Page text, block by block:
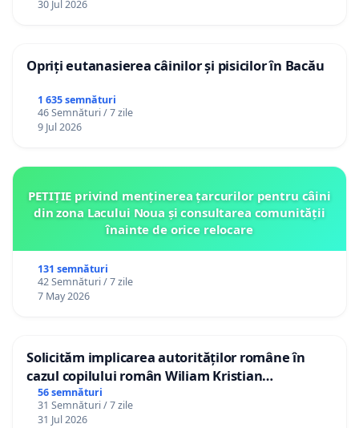
30 Jul 2026
Opriți eutanasierea câinilor și pisicilor în Bacău
1 635 semnături
46 Semnături / 7 zile
9 Jul 2026
PETIȚIE privind menținerea țarcurilor pentru câini
din zona Lacului Noua și consultarea comunității
înainte de orice relocare
131 semnături
42 Semnături / 7 zile
7 May 2026
Solicităm implicarea autorităților române în
cazul copilului român Wiliam Kristian
Gheorghe, aflat în plasament în Danemarca de
12 ani
56 semnături
31 Semnături / 7 zile
31 Jul 2026